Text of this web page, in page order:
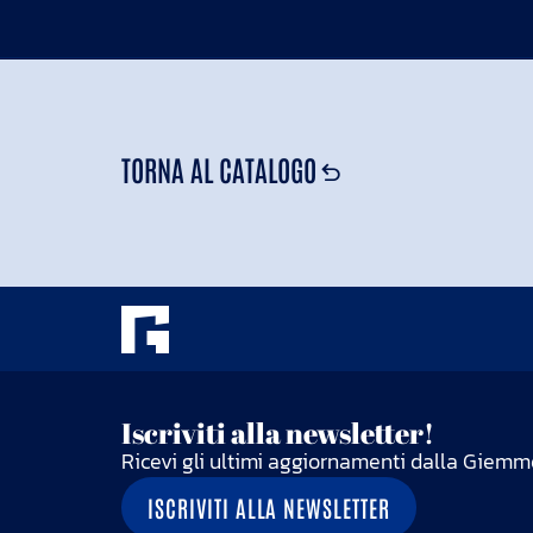
TORNA AL CATALOGO
Iscriviti alla newsletter!
Ricevi gli ultimi aggiornamenti dalla
ISCRIVITI ALLA NEWSLETTER